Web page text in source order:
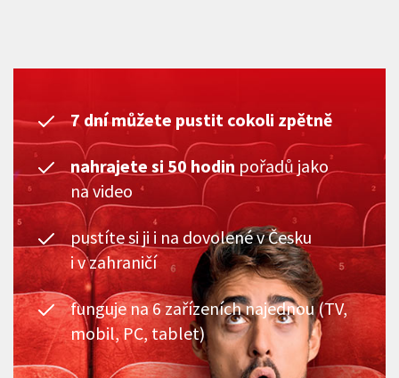
7 dní můžete pustit cokoli zpětně
nahrajete si 50 hodin pořadů jako
na video
pustíte si ji i na dovolené v Česku
i v zahraničí
funguje na 6 zařízeních najednou (TV,
mobil, PC, tablet)